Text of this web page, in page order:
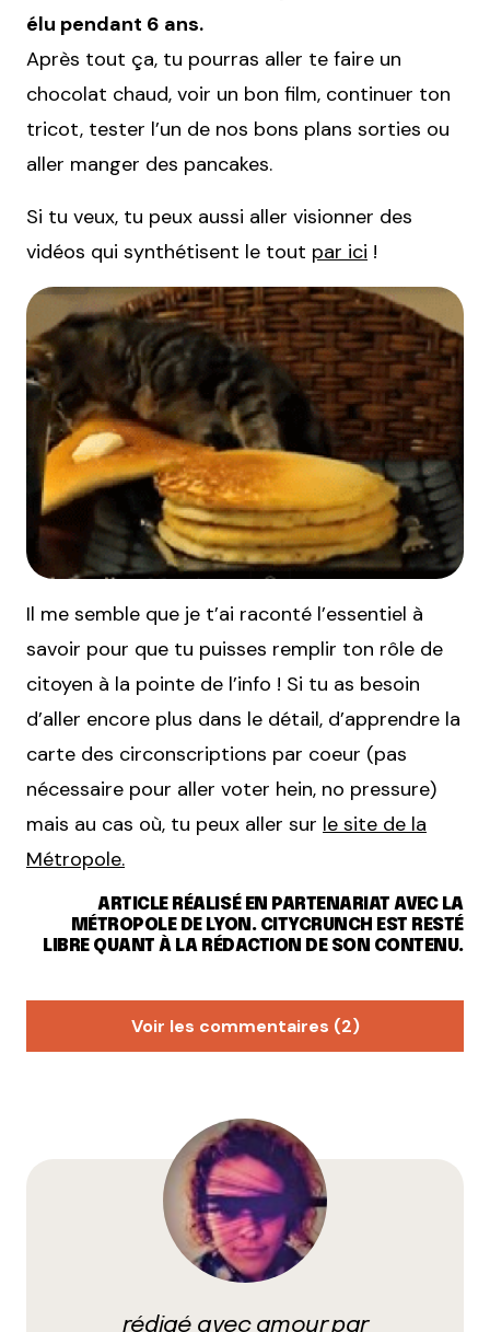
élu pendant 6 ans.
Après tout ça, tu pourras aller te faire un
chocolat chaud, voir un bon film, continuer ton
tricot, tester l’un de nos bons plans sorties ou
aller manger des pancakes.
Si tu veux, tu peux aussi aller visionner des
vidéos qui synthétisent le tout par ici !
Il me semble que je t’ai raconté l’essentiel à
savoir pour que tu puisses remplir ton rôle de
citoyen à la pointe de l’info ! Si tu as besoin
d’aller encore plus dans le détail, d’apprendre la
carte des circonscriptions par coeur (pas
nécessaire pour aller voter hein, no pressure)
mais au cas où, tu peux aller sur le site de la
Métropole.
ARTICLE RÉALISÉ EN PARTENARIAT AVEC LA
MÉTROPOLE DE LYON. CITYCRUNCH EST RESTÉ
LIBRE QUANT À LA RÉDACTION DE SON CONTENU.
Voir les commentaires (2)
Je connais bien le sujet et je trouve que c’est très
bien expliqué, bravo.
paritaires mais personnes n’interdit que les 14 têtes
11 février 2020 à 13 h 49 min
rédigé avec amour par